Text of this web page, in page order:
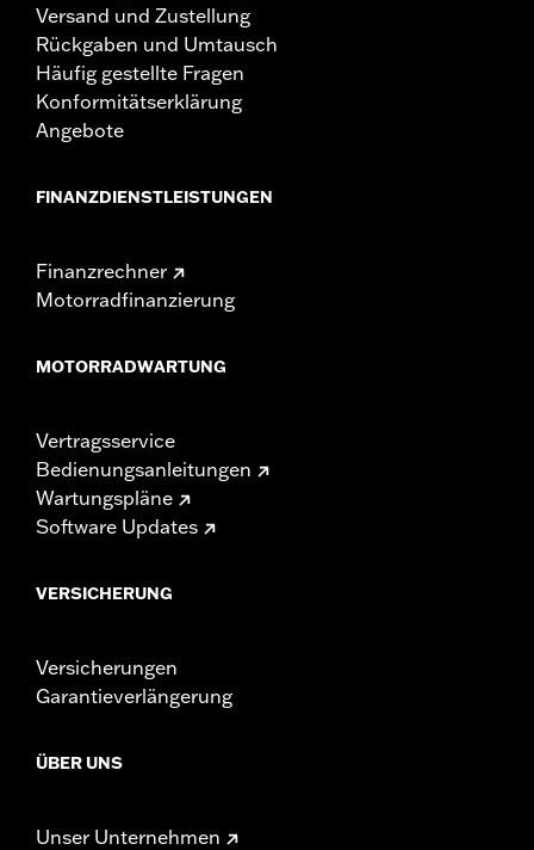
Versand und Zustellung
Rückgaben und Umtausch
Häufig gestellte Fragen
Konformitätserklärung
Angebote
FINANZDIENSTLEISTUNGEN
Finanzrechner
Motorradfinanzierung
MOTORRADWARTUNG
Vertragsservice
Bedienungsanleitungen
Wartungspläne
Software Updates
VERSICHERUNG
Versicherungen
Garantieverlängerung
ÜBER UNS
Unser Unternehmen